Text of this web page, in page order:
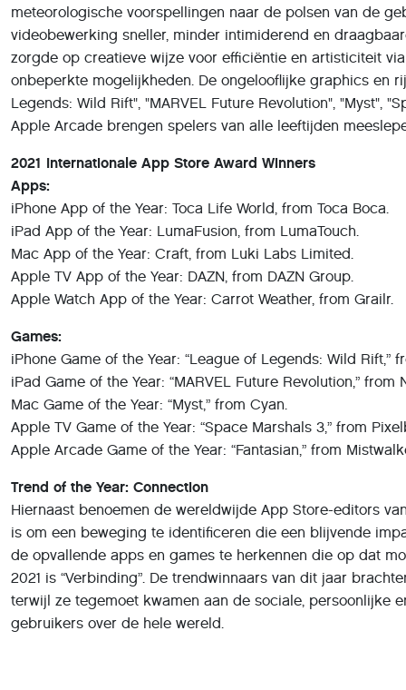
meteorologische voorspellingen naar de polsen van de
videobewerking sneller, minder intimiderend en
zorgde op creatieve wijze voor efficiëntie en artisticiteit
onbeperkte mogelijkheden. De ongelooflijke graphics en
Legends: Wild Rift", "MARVEL Future Revolution", "Myst",
Apple Arcade brengen spelers van alle leeftijden
2021 Internationale App Store Award Winners
Apps:
iPhone App of the Year: Toca Life World, from Toca Boca.
iPad App of the Year: LumaFusion, from LumaTouch.
Mac App of the Year: Craft, from Luki Labs Limited.
Apple TV App of the Year: DAZN, from DAZN Group.
Apple Watch App of the Year: Carrot Weather, from Grailr.
Games:
iPhone Game of the Year: “League of Legends: Wild Rift,”
iPad Game of the Year: “MARVEL Future Revolution,”
Mac Game of the Year: “Myst,” from Cyan.
Apple TV Game of the Year: “Space Marshals 3,” from
Apple Arcade Game of the Year: “Fantasian,” from
Trend of the Year: Connection
Hiernaast benoemen de wereldwijde App Store-editors
is om een beweging te identificeren die een blijvende
de opvallende apps en games te herkennen die op dat
2021 is “Verbinding”. De trendwinnaars van dit jaar
terwijl ze tegemoet kwamen aan de sociale, persoonlijke
gebruikers over de hele wereld.